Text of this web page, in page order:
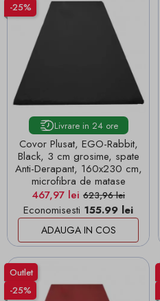
-25%
Livrare in 24 ore
Covor Plusat, EGO-Rabbit,
Black, 3 cm grosime, spate
Anti-Derapant, 160x230 cm,
microfibra de matase
Pret
467,97 lei Pret de baza
623,96 lei
Economisesti 155.99 lei
ADAUGA IN COS
Outlet
-25%